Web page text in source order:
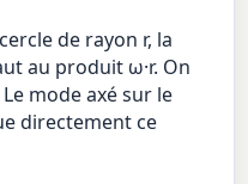
de rayon r, la
au produit ω·r. On
mode axé sur le
directement ce